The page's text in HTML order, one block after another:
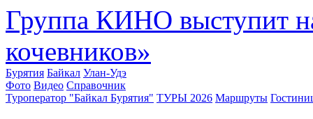
Группа КИНО выступит
кочевников»
Бурятия Байкал Улан-Удэ
Фото Видео Справочник
Туроператор "Байкал Бурятия" ТУРЫ 2026 Маршруты